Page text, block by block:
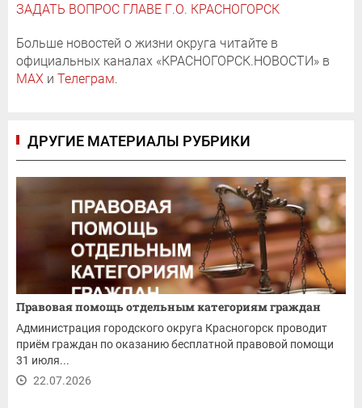
ЗАДАТЬ ВОПРОС ГЛАВЕ Г.О. КРАСНОГОРСК
Больше новостей о жизни округа читайте в
официальных каналах «КРАСНОГОРСК.НОВОСТИ» в
MAX и Телеграм.
ДРУГИЕ МАТЕРИАЛЫ РУБРИКИ
Правовая помощь отдельным категориям граждан
Администрация городского округа Красногорск проводит
приём граждан по оказанию бесплатной правовой помощи
31 июля...
22.07.2026